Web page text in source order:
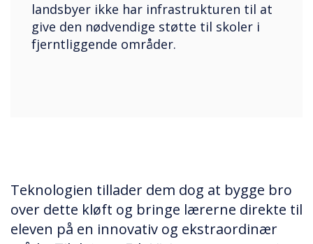
landsbyer ikke har infrastrukturen til at
give den nødvendige støtte til skoler i
fjerntliggende områder.
Teknologien tillader dem dog at bygge bro
over dette kløft og bringe lærerne direkte til
eleven på en innovativ og ekstraordinær